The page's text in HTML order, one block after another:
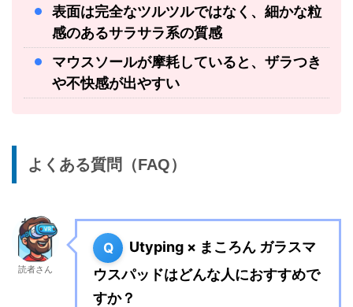
表面は完全なツルツルではなく、細かな粒
感のあるサラサラ系の質感
マウスソールが摩耗していると、ザラつき
や不快感が出やすい
よくある質問（FAQ）
読者さん
Q
Utyping × まころん ガラスマ
ウスパッドはどんな人におすすめで
すか？